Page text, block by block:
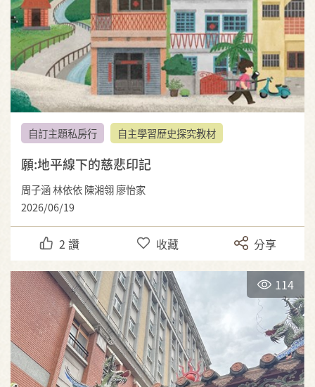
自訂主題私房行 自主學習歷史探究教材
願:地平線下的慈悲印記
周子涵 林依依 陳湘翎 廖怡家
2026/06/19
2 讚 收藏 分享
114